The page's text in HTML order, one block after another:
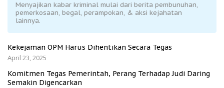
Menyajikan kabar kriminal mulai dari berita pembunuhan,
pemerkosaan, begal, perampokan, & aksi kejahatan
lainnya.
Kekejaman OPM Harus Dihentikan Secara Tegas
April 23, 2025
Komitmen Tegas Pemerintah, Perang Terhadap Judi Daring
Semakin Digencarkan